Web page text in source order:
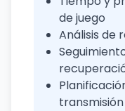
de juego
Análisis de